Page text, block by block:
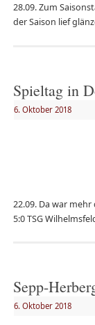
28.09. Zum
der Saison lief
Spieltag in
6. Oktober 2018
22.09. Da war
5:0 TSG
Sepp-
6. Oktober 2018